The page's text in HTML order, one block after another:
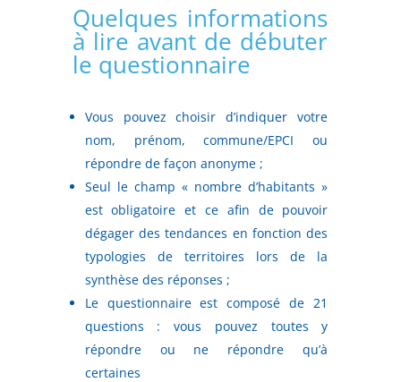
Quelques informations
à lire avant de débuter
le questionnaire
Vous pouvez choisir d’indiquer votre
nom, prénom, commune/EPCI ou
répondre de façon anonyme ;
Seul le champ « nombre d’habitants »
est obligatoire et ce afin de pouvoir
dégager des tendances en fonction des
typologies de territoires lors de la
synthèse des réponses ;
Le questionnaire est composé de 21
questions : vous pouvez toutes y
répondre ou ne répondre qu’à
certaines